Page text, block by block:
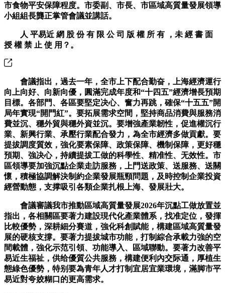
市食物平安保障程度。市委副、市長、市區域高質量發展領導
小組組長龔正掌管會議並講話。
人 平易近 網 股 份 有 限 公 司 版 權 所 有 ，未 經 書 面
授 權 禁 止 使 用？。
會議指出，過去一年，全市上下配合勤奋，上海經濟運行
向上向好、向新向優，圓滿完成年度和“十四五”經濟增長預期
目標。各部門、各區要堅定决心、奮力再跳，確保“十五五”開
局年實現“開門紅”。要拓展需求空間，堅持商品消費與服務消
費並沉、穩外貿與穩外資並沉。要增強產業韌性，促進權沉行
業、新興行業、承壓行業配合發力，為全市經濟多做貢獻。要
提拔調度質效，強化要素保障、政策保障、機制保障，更好穩
預期、強决心，持續提拔工做的科學性、精准性、无效性。市
區領導要加強沉點企業走訪服務，上門送政策、送服務、送關
懷，積極協調解決制約企業發展瓶頸問題，及時控制企業投資
經營動態，支撑吸引各類企業扎根上海、發展壯大。
會議審議我市推動區域高質量發展2026年沉點工做放置並
指出，各相關區要著力建設現代化產業體系，找准定位，發揮
比較優勢，深耕細分賽道，強化科創賦能，構建區域高質量發
展的硬核支撐。要著力提拔城市功能，打制綜合承載力強的空
間載體，強化示范引領、功能導入、區域聯動。要著力改善平
易近生福祉，供给優質公共服務，構建便利內交际通，厚植生
態綠色優勢，特别要為青年人才打制宜居宜業環境，滿脚市平
易近對夸姣糊口的更高需求。